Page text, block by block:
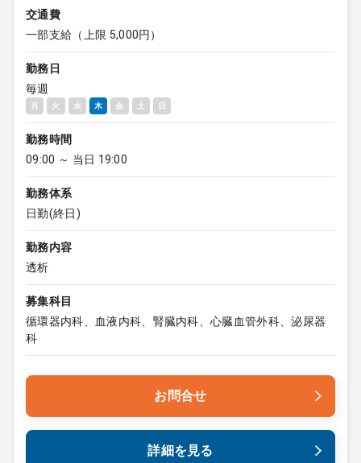
交通費
一部支給（上限 5,000円）
勤務日
毎週
月 火 水 木 金 土 日
勤務時間
09:00 ～ 当日 19:00
勤務体系
日勤(終日)
勤務内容
透析
募集科目
循環器内科、血液内科、腎臓内科、心臓血管外科、泌尿器
科
お問合せ
詳細を見る